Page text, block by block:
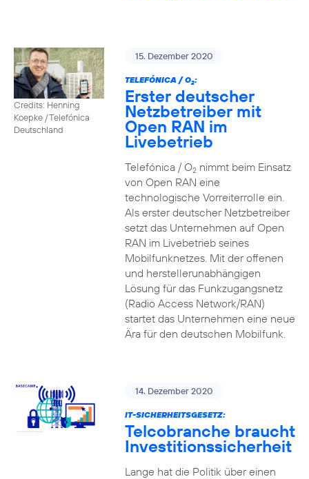
Credits: Henning
Koepke / Telefónica
Deutschland
15. Dezember 2020
TELEFÓNICA / O2:
Erster deutscher
Netzbetreiber mit
Open RAN im
Livebetrieb
Telefónica / O2nimmt beim Einsatz
von Open RAN eine
technologische Vorreiterrolle ein.
Als erster deutscher Netzbetreiber
setzt das Unternehmen auf Open
RAN im Livebetrieb seines
Mobilfunknetzes. Mit der offenen
und herstellerunabhängigen
Lösung für das Funkzugangsnetz
(Radio Access Network/RAN)
startet das Unternehmen eine neue
Ära für den deutschen Mobilfunk.
14. Dezember 2020
IT-SICHERHEITSGESETZ:
Telcobranche braucht
Investitionssicherheit
Lange hat die Politik über einen